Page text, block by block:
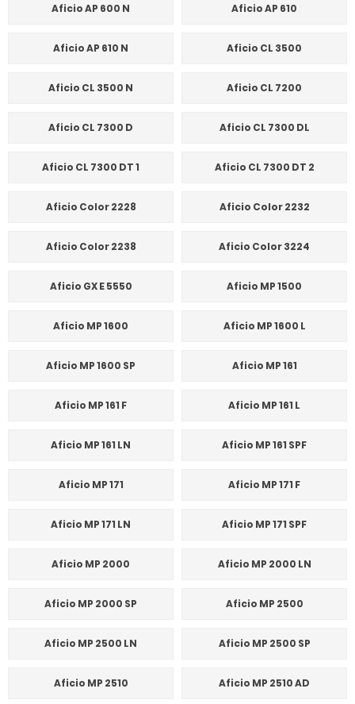
Aficio AP 600 N Aficio AP 610
Aficio AP 610 N Aficio CL 3500
Aficio CL 3500 N Aficio CL 7200
Aficio CL 7300 D Aficio CL 7300 DL
Aficio CL 7300 DT 1 Aficio CL 7300 DT 2
Aficio Color 2228 Aficio Color 2232
Aficio Color 2238 Aficio Color 3224
Aficio GX E 5550 Aficio MP 1500
Aficio MP 1600 Aficio MP 1600 L
Aficio MP 1600 SP Aficio MP 161
Aficio MP 161 F Aficio MP 161 L
Aficio MP 161 LN Aficio MP 161 SPF
Aficio MP 171 Aficio MP 171 F
Aficio MP 171 LN Aficio MP 171 SPF
Aficio MP 2000 Aficio MP 2000 LN
Aficio MP 2000 SP Aficio MP 2500
Aficio MP 2500 LN Aficio MP 2500 SP
Aficio MP 2510 Aficio MP 2510 AD